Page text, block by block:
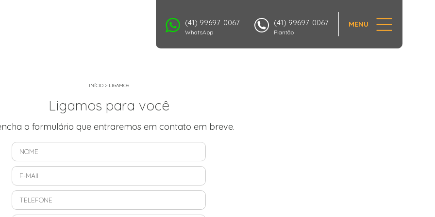
(41) 99697-0067
WhatsApp
(41) 99697-0067
Plantão
MENU
INÍCIO> LIGAMOS
Ligamos para você
o formulário que entraremos em contato em breve.